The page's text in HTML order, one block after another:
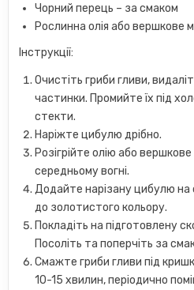
Чорний перець – за смаком
Рослинна олія або вершкове
Інструкції:
Очистіть гриби гливи,
частинки. Промийте їх під
стекти.
Наріжте цибулю дрібно.
Розігрійте олію або
середньому вогні.
Додайте нарізану цибулю на
до золотистого кольору.
Покладіть на підготовлену
Посоліть та поперчіть за
Смажте гриби гливи під
10-15 хвилин, періодично